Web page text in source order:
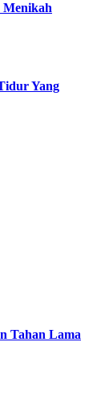
Menikah
Yang
Tahan Lama